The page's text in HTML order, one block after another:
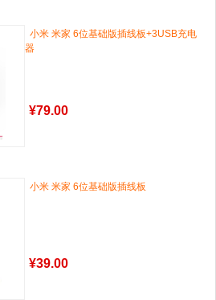
小米 米家 6位基础版插线板+3USB充电
器
¥79.00
小米 米家 6位基础版插线板
¥39.00